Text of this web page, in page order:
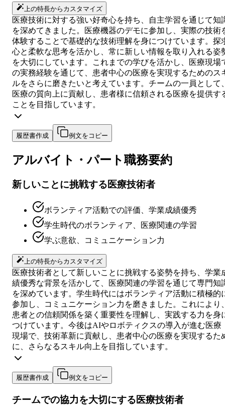
上の特長からカスタマイズ
医療技術に対する強い好奇心を持ち、自主学習を通じて知
を深めてきました。医療機器のデモに参加し、実際の技術
体験することで基礎的な技術理解を身につけています。探
心と柔軟な思考を活かし、常に新しい情報を取り入れる姿
を大切にしています。これまでの学びを活かし、医療現場
の実務経験を通じて、患者中心の医療を実現するためのス
ルをさらに磨きたいと考えています。チームの一員として
医療の質向上に貢献し、患者様に信頼される医療を提供す
ことを目指しています。
履歴書作成 例文をコピー
アルバイト・パート職務要約
新しいことに挑戦する医療技術者
ボランティア活動での評価、学業成績優秀
学生時代のボランティア、医療関連の学習
学ぶ意欲、コミュニケーション力
上の特長からカスタマイズ
医療技術者として新しいことに挑戦する姿勢を持ち、学業
績優秀な背景を活かして、医療関連の学習を通じて専門知
を深めています。学生時代にはボランティア活動に積極的
参加し、コミュニケーション力を磨きました。これにより
患者との信頼関係を築く重要性を理解し、実践する力を身
つけています。今後はAIやロボティクスの導入が進む医療
現場で、技術革新に貢献し、患者中心の医療を実現するた
に、さらなるスキル向上を目指しています。
履歴書作成 例文をコピー
チームでの協力を大切にする医療技術者